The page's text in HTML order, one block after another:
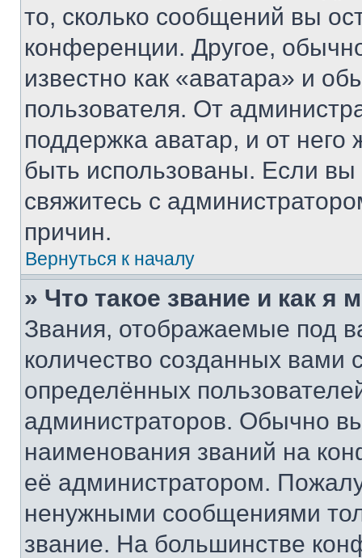
то, сколько сообщений вы
конференции. Другое,
известно как «аватара» и
пользователя. От
поддержка аватар, и от него
быть использованы. Если
свяжитесь с
причин.
Вернуться к началу
» Что такое звание и как я
Звания, отображаемые под
количество созданных
определённых
администраторов. Обычно
наименования званий на
её администратором.
ненужными сообщениями
звание. На большинстве